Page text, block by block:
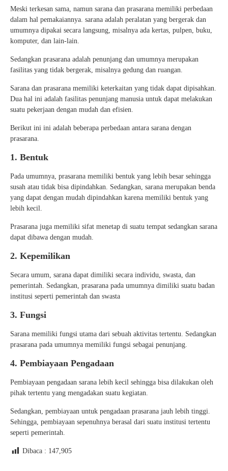
Meski terkesan sama, namun sarana dan prasarana memiliki perbedaan
dalam hal pemakaiannya. sarana adalah peralatan yang bergerak dan
umumnya dipakai secara langsung, misalnya ada kertas, pulpen, buku,
komputer, dan lain-lain.
Sedangkan prasarana adalah penunjang dan umumnya merupakan
fasilitas yang tidak bergerak, misalnya gedung dan ruangan.
Sarana dan prasarana memiliki keterkaitan yang tidak dapat dipisahkan.
Dua hal ini adalah fasilitas penunjang manusia untuk dapat melakukan
suatu pekerjaan dengan mudah dan efisien.
Berikut ini ini adalah beberapa perbedaan antara sarana dengan
prasarana.
1. Bentuk
Pada umumnya, prasarana memiliki bentuk yang lebih besar sehingga
susah atau tidak bisa dipindahkan. Sedangkan, sarana merupakan benda
yang dapat dengan mudah dipindahkan karena memiliki bentuk yang
lebih kecil.
Prasarana juga memiliki sifat menetap di suatu tempat sedangkan sarana
dapat dibawa dengan mudah.
2. Kepemilikan
Secara umum, sarana dapat dimiliki secara individu, swasta, dan
pemerintah. Sedangkan, prasarana pada umumnya dimiliki suatu badan
institusi seperti pemerintah dan swasta
3. Fungsi
Sarana memiliki fungsi utama dari sebuah aktivitas tertentu. Sedangkan
prasarana pada umumnya memiliki fungsi sebagai penunjang.
4. Pembiayaan Pengadaan
Pembiayaan pengadaan sarana lebih kecil sehingga bisa dilakukan oleh
pihak tertentu yang mengadakan suatu kegiatan.
Sedangkan, pembiayaan untuk pengadaan prasarana jauh lebih tinggi.
Sehingga, pembiayaan sepenuhnya berasal dari suatu institusi tertentu
seperti pemerintah.
Dibaca : 147,905